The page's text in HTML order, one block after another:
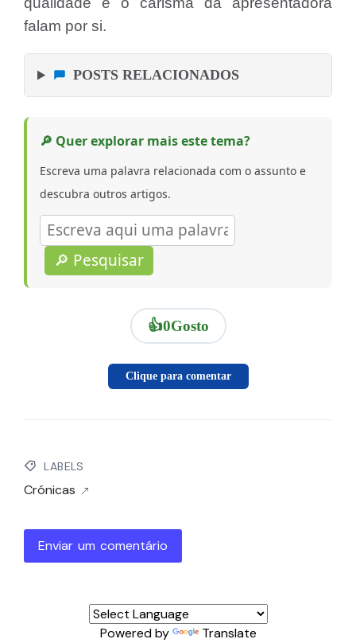
falam por si.
POSTS RELACIONADOS
🔎 Quer explorar mais este tema?
Escreva uma palavra relacionada com o assunto e
descubra outros artigos.
🔎 Pesquisar
👍0Gosto
Clique para comentar
LABELS
Crónicas
Enviar um comentário
Powered by Translate